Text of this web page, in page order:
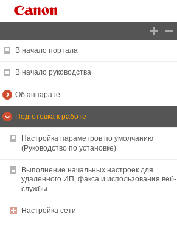
В начало портала
В начало руководства
Об аппарате
Подготовка к работе
Настройка параметров по умолчанию
(Руководство по установке)
Выполнение начальных настроек для
удаленного ИП, факса и использования веб-
службы
Настройка сети